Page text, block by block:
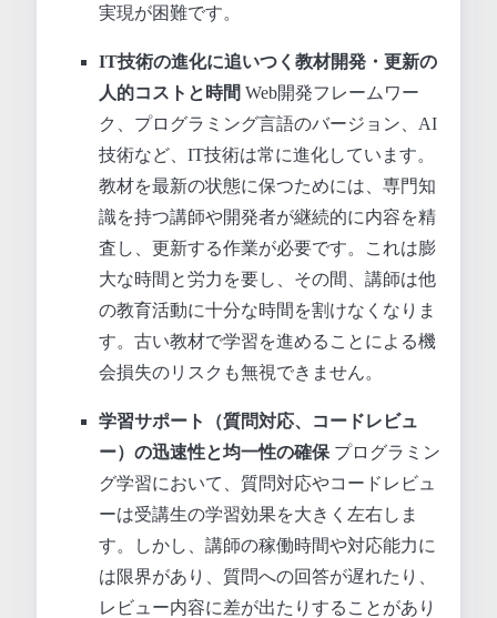
実現が困難です。
IT技術の進化に追いつく教材開発・更新の
人的コストと時間 Web開発フレームワー
ク、プログラミング言語のバージョン、AI
技術など、IT技術は常に進化しています。
教材を最新の状態に保つためには、専門知
識を持つ講師や開発者が継続的に内容を精
査し、更新する作業が必要です。これは膨
大な時間と労力を要し、その間、講師は他
の教育活動に十分な時間を割けなくなりま
す。古い教材で学習を進めることによる機
会損失のリスクも無視できません。
学習サポート（質問対応、コードレビュ
ー）の迅速性と均一性の確保プログラミン
グ学習において、質問対応やコードレビュ
ーは受講生の学習効果を大きく左右しま
す。しかし、講師の稼働時間や対応能力に
は限界があり、質問への回答が遅れたり、
レビュー内容に差が出たりすることがあり